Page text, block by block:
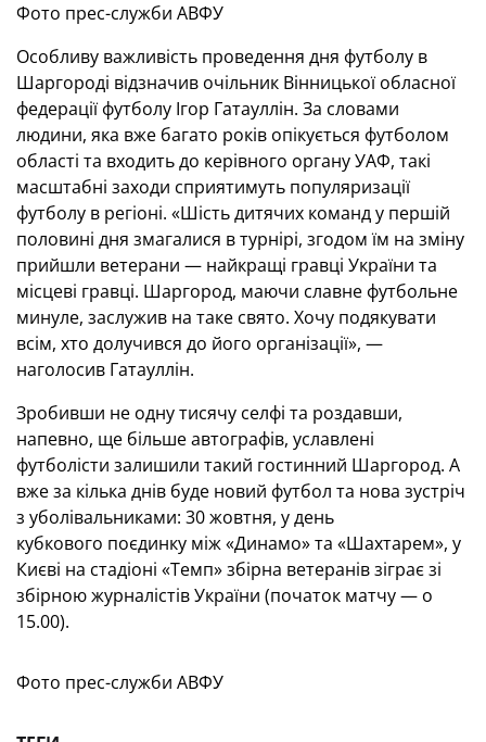
Фото прес-служби АВФУ
Особливу важливість проведення дня футболу в
Шаргороді відзначив очільник Вінницької обласної
федерації футболу Ігор Гатауллін. За словами
людини, яка вже багато років опікується футболом
області та входить до керівного органу УАФ, такі
масштабні заходи сприятимуть популяризації
футболу в регіоні. «Шість дитячих команд у першій
половині дня змагалися в турнірі, згодом їм на зміну
прийшли ветерани — найкращі гравці України та
місцеві гравці. Шаргород, маючи славне футбольне
минуле, заслужив на таке свято. Хочу подякувати
всім, хто долучився до його організації», —
наголосив Гатауллін.
Зробивши не одну тисячу селфі та роздавши,
напевно, ще більше автографів, уславлені
футболісти залишили такий гостинний Шаргород. А
вже за кілька днів буде новий футбол та нова зустріч
з уболівальниками: 30 жовтня, у день
кубкового поєдинку між «Динамо» та «Шахтарем», у
Києві на стадіоні «Темп» збірна ветеранів зіграє зі
збірною журналістів України (початок матчу — о
15.00).
Фото прес-служби АВФУ